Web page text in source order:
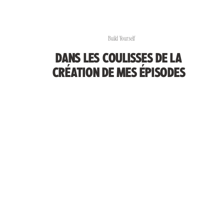
DANS LES COULISSES DE LA
CRÉATION DE MES ÉPISODES
Build Yourself